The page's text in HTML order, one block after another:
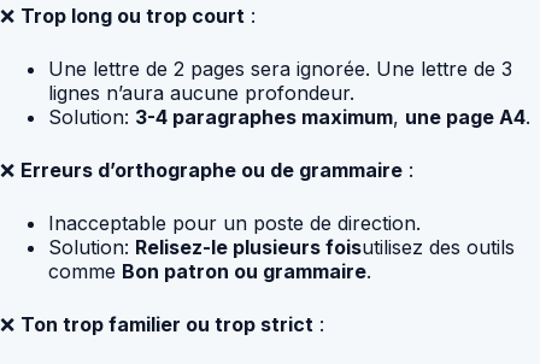
❌ Trop long ou trop court :
Une lettre de 2 pages sera ignorée. Une lettre de 3
lignes n’aura aucune profondeur.
Solution: 3-4 paragraphes maximum, une page A4.
❌ Erreurs d’orthographe ou de grammaire :
Inacceptable pour un poste de direction.
Solution: Relisez-le plusieurs foisutilisez des outils
comme Bon patron ou grammaire.
❌ Ton trop familier ou trop strict :